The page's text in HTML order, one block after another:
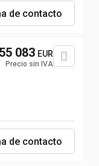
de contacto
55 083 EUR
Precio sin IVA
de contacto